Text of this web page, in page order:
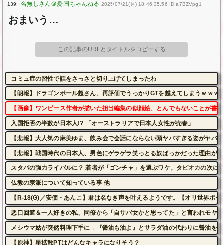
139: 2025/07/21(月) 18:46:35.56 ID:a7BZVpg1
おまいう…
この記事のURLとタイトルをコピーする
コミュ症の習性で話をさっさと切り上げてしまったわ
【朗報】ドラゴンボール超さん、再評価でうっかりGTを越えてしまうｗｗｗ
【画像】ワンピース作者が描いた担当編集の似顔絵、とんでもないことが書
入国拒否の半数が日本人!? 「オーストラリアで日本人女性が売春」
【悲報】大人気の麻美ゆま、飲み会で会話にならない頭ヤバすぎる姿がヤバ
【悲報】戦国時代の日本人、男色にゲラゲラ笑っとる奴ばっかだった理由が
スタバの強力ライバルに？ 若者が「ゴンチャ」を選ぶワケ。タピオカの次に
仏教の宗派について知っている事 他
【R-18(G)／安価・あんこ】君は名なき声を叶えるようです。【オリ世界ポ
悪口回避＆一人好きの私、同僚から「自サバ女かと思ってた」と言われモ
メシウマ姑が突然料理下手に→『醤油も油よ』とサラダ油の代わりに醤油を
【原神】星拡散PTはどんなキャラになりそう？